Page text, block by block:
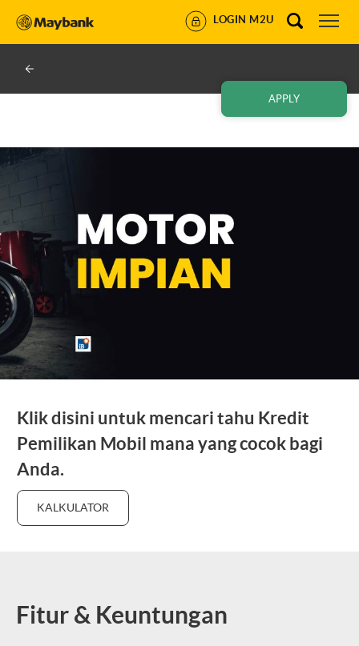
LOGIN M2U
APPLY
Klik disini untuk mencari tahu Kredit
Pemilikan Mobil mana yang cocok bagi
Anda.
KALKULATOR
Fitur & Keuntungan